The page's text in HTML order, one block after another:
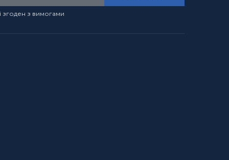
згоден з вимогами